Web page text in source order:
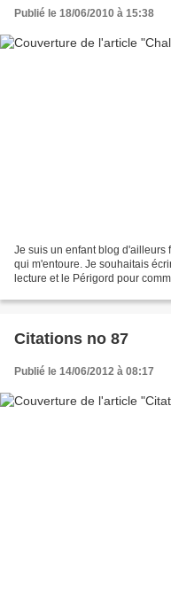
Publié le 18/06/2010 à 15:38
Je suis un enfant blog d'ailleurs
qui m'entoure. Je souhaitais
lecture et le Périgord pour
Citations no 87
Publié le 14/06/2012 à 08:17